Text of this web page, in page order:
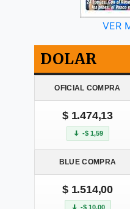
VER
DOLAR
OFICIAL COMPRA
$ 1.474,13
-$ 1,59
BLUE COMPRA
$ 1.514,00
-$ 10,00